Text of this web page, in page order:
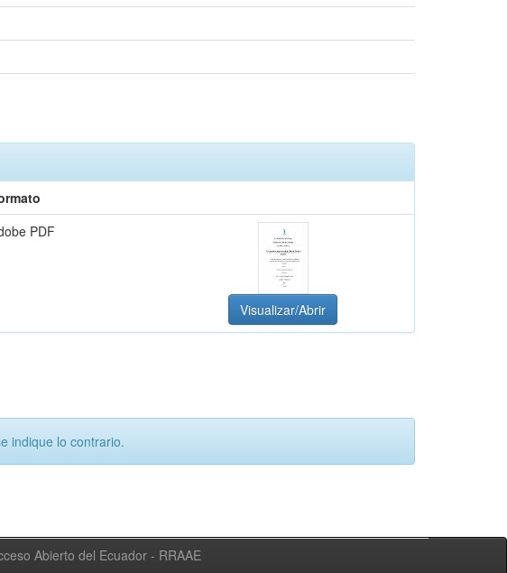
PDF
Visualizar/Abrir
indique lo contrario.
Abierto del Ecuador - RRAAE